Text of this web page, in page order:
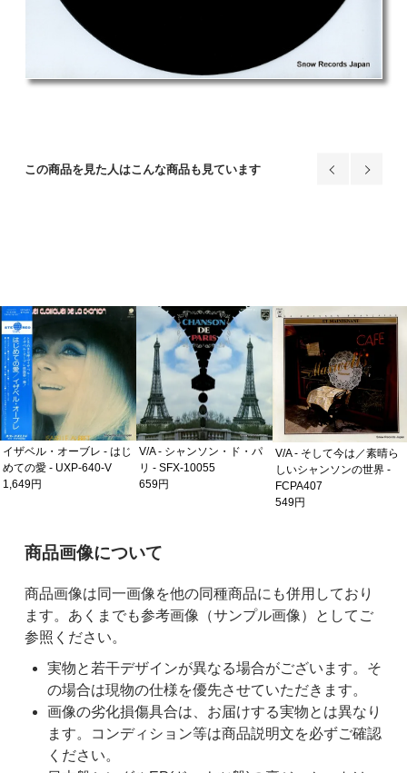
この商品を見た人はこんな商品も見ています
イザベル・オーブレ - はじ
めての愛 - UXP-640-V
1,649円
V/A - シャンソン・ド・パ
リ - SFX-10055
659円
V/A - そして今は／素晴ら
しいシャンソンの世界 -
FCPA407
549円
ご購入前の注意事項
商品画像について
商品画像は同一画像を他の同種商品にも併用しており
ます。あくまでも参考画像（サンプル画像）としてご
参照ください。
実物と若干デザインが異なる場合がございます。そ
の場合は現物の仕様を優先させていただきます。
画像の劣化損傷具合は、お届けする実物とは異なり
ます。コンディション等は商品説明文を必ずご確認
ください。